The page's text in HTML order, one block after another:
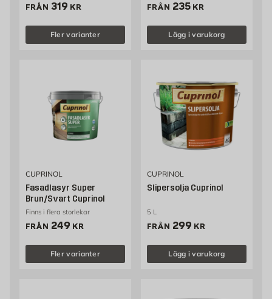
FRÅN Pris 319 kr
319 KR
Fler varianter
FRÅN Pris 235 kr
235 KR
Lägg i varukorg
CUPRINOL
Fasadlasyr Super
Brun/Svart Cuprinol
Finns i flera storlekar
FRÅN Pris 249 kr
249 KR
Fler varianter
CUPRINOL
Slipersolja Cuprinol
5 L
FRÅN Pris 299 kr
299 KR
Lägg i varukorg